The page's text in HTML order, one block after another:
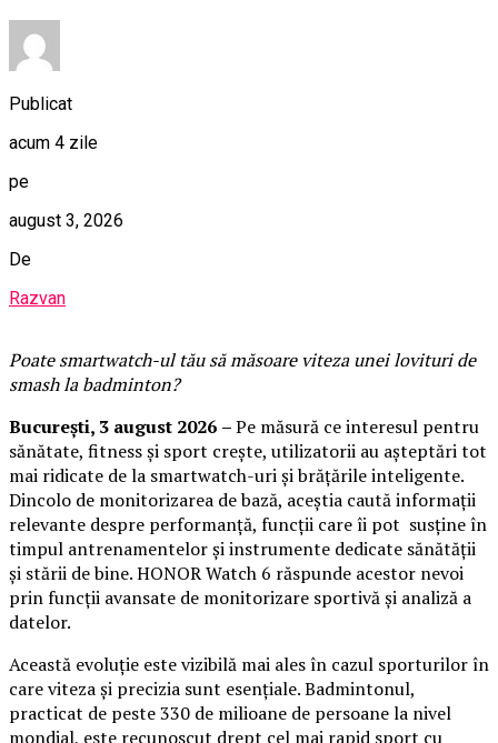
Publicat
acum 4 zile
pe
august 3, 2026
De
Razvan
Poate smartwatch-ul tăusă măsoare viteza unei lovituri de
smash la badminton?
București, 3 august 2026 –Pe măsură ce interesul pentru
sănătate, fitness și sport crește, utilizatorii au așteptări tot
mai ridicate de la smartwatch-uri și brățările inteligente.
Dincolo de monitorizarea de bază, aceștia caută informații
relevante despre performanță, funcții care îi pot susține în
timpul antrenamentelor și instrumente dedicate sănătății
și stării de bine. HONOR Watch 6 răspunde acestor nevoi
prin funcții avansate de monitorizare sportivă și analiză a
datelor.
Această evoluție este vizibilă mai ales în cazul sporturilor în
care viteza și precizia sunt esențiale. Badmintonul,
practicat de peste 330 de milioane de persoane la nivel
mondial, este recunoscut drept cel mai rapid sport cu